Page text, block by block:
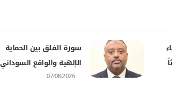
سورة الفلق بين الحماية
الإلهية والواقع السوداني
07/08/2026